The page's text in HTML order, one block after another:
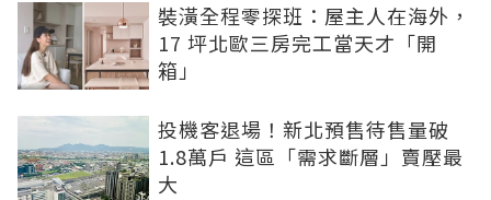
裝潢全程零探班：屋主人在海外，
17 坪北歐三房完工當天才「開
箱」
投機客退場！新北預售待售量破
1.8萬戶 這區「需求斷層」賣壓最
大